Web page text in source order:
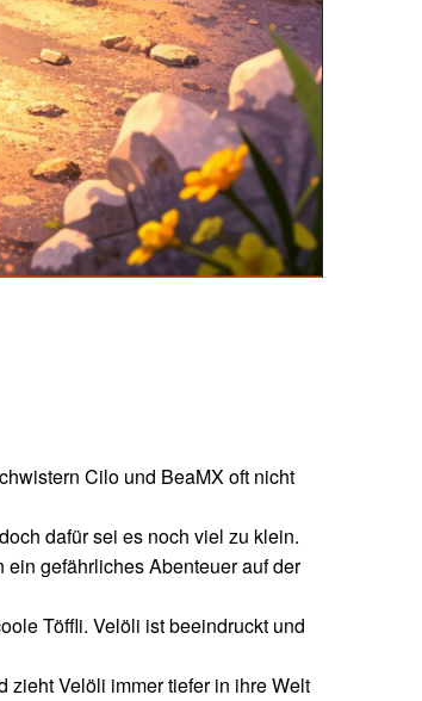
Cilo und BeaMX oft nicht
dafür sei es noch viel zu klein.
gefährliches Abenteuer auf der
Töffli. Velöli ist beeindruckt und
zieht Velöli immer tiefer in ihre Welt